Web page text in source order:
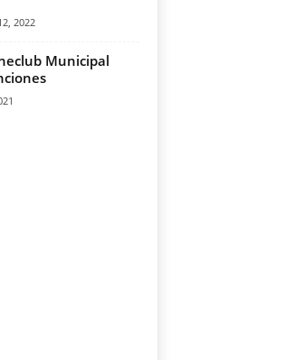
2022
Municipal